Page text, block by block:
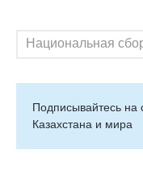
Национальная
Подписывайтесь на
Казахстана и мира